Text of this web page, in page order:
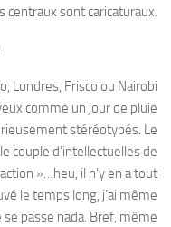
centraux sont caricaturaux.
Londres, Frisco ou Nairobi
comme un jour de pluie
stéréotypés. Le
couple d’intellectuelles de
»…heu, il n’y en a tout
le temps long, j’ai même
se passe nada. Bref, même